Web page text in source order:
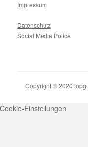
Impressum
Datenschutz
Social Media Police
Copyright © 2020
Cookie-Einstellungen